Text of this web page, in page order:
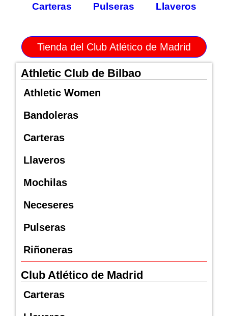
Athletic Club de Bilbao
Athletic Women
Bandoleras
Carteras
Llaveros
Mochilas
Neceseres
Pulseras
Riñoneras
Club Atlético de Madrid
Carteras
Carteras Pulseras Llaveros
Tienda del Club Atlético de Madrid